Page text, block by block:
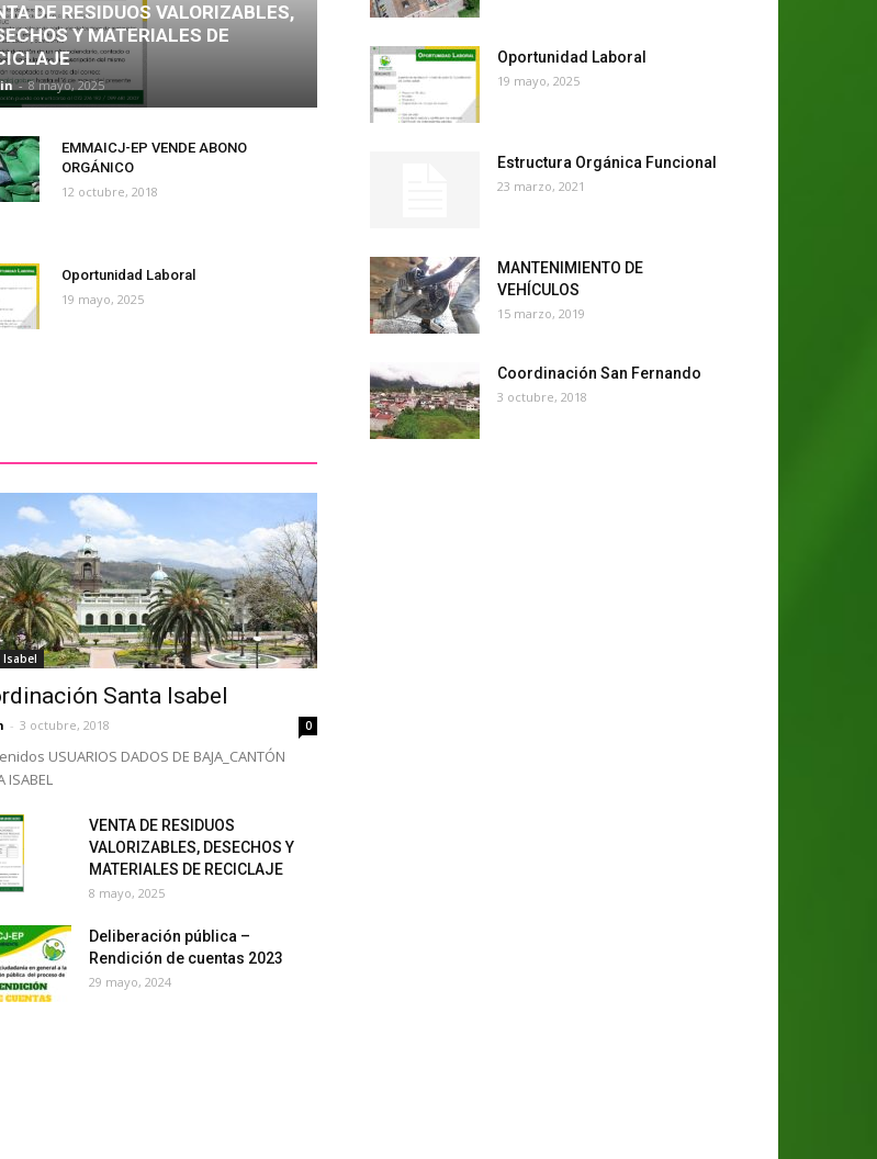
DE RESIDUOS VALORIZABLES,
Y MATERIALES DE
- 8 mayo, 2025
EMMAICJ-EP VENDE ABONO
ORGÁNICO
12 octubre, 2018
Oportunidad Laboral
19 mayo, 2025
Isabel
Santa Isabel
- 3 octubre, 2018 0
USUARIOS DADOS DE BAJA_CANTÓN
ISABEL
VENTA DE RESIDUOS
VALORIZABLES, DESECHOS Y
MATERIALES DE RECICLAJE
8 mayo, 2025
Deliberación pública –
Rendición de cuentas 2023
29 mayo, 2024
Oportunidad Laboral
19 mayo, 2025
Estructura Orgánica Funcional
23 marzo, 2021
MANTENIMIENTO DE
VEHÍCULOS
15 marzo, 2019
Coordinación San Fernando
3 octubre, 2018